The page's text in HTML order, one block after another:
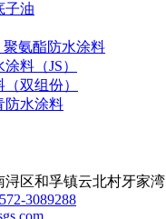
子油
聚氨酯防水涂料
料（JS）
双组份）
防水涂料
浔区和孚镇云北村牙家湾
3089288